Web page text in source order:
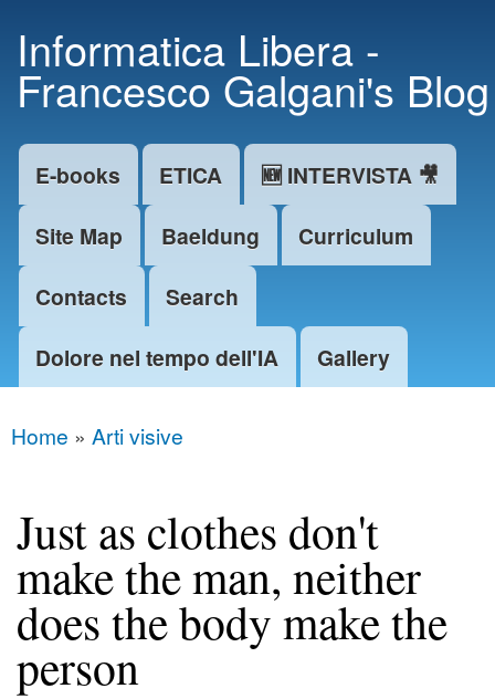
main
content
Informatica Libera -
Francesco Galgani's Blog
Main menu
E-books ETICA
🆕 INTERVISTA 🎥
Site Map
Baeldung
Curriculum
Contacts
Search
Dolore nel tempo dell'IA
Gallery
You are here
Home » Arti visive
Just as clothes don't
make the man, neither
does the body make the
person